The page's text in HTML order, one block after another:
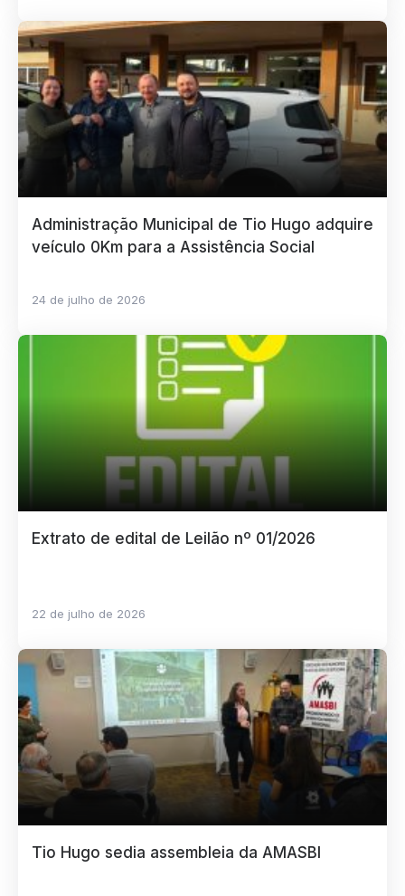
Administração Municipal de Tio Hugo adquire
veículo 0Km para a Assistência Social
24 de julho de 2026
Extrato de edital de Leilão nº 01/2026
22 de julho de 2026
Tio Hugo sedia assembleia da AMASBI